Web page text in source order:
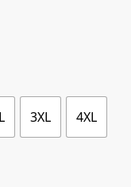
3XL 4XL